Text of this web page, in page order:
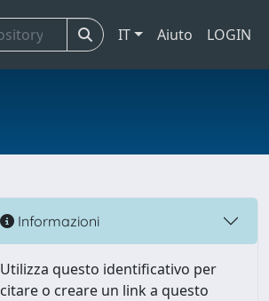
IT Aiuto LOGIN
Informazioni
Utilizza questo identificativo per
citare o creare un link a questo